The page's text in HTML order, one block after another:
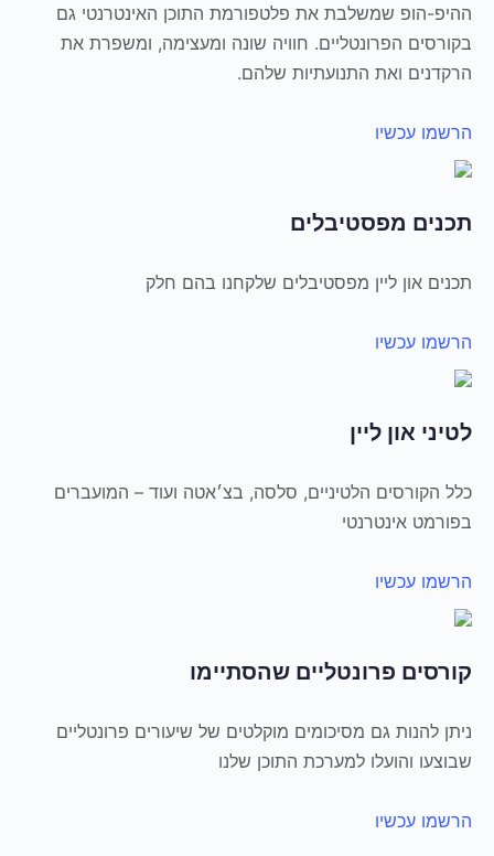
ההיפ-הופ שמשלבת את פלטפורמת התוכן האינטרנטי גם
בקורסים הפרונטליים. חוויה שונה ומעצימה, ומשפרת את
הרקדנים ואת התנועתיות שלהם.
הרשמו עכשיו
תכנים מפסטיבלים
תכנים און ליין מפסטיבלים שלקחנו בהם חלק
הרשמו עכשיו
לטיני און ליין
כלל הקורסים הלטיניים, סלסה, בצ׳אטה ועוד – המועברים
בפורמט אינטרנטי
הרשמו עכשיו
קורסים פרונטליים שהסתיימו
ניתן להנות גם מסיכומים מוקלטים של שיעורים פרונטליים
שבוצעו והועלו למערכת התוכן שלנו
הרשמו עכשיו